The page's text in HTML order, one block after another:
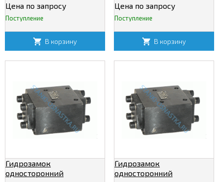
Цена по запросу
Поступление
В корзину
Цена по запросу
Поступление
В корзину
Гидрозамок
односторонний
Гидрозамок
односторонний